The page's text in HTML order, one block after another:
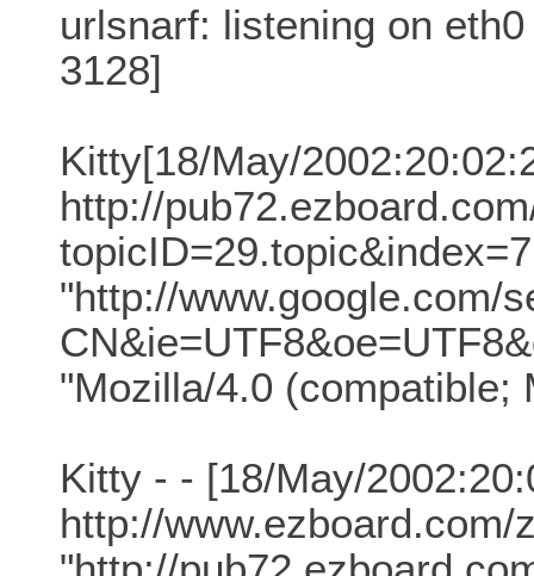
urlsnarf: listening on
3128]
Kitty[18/May/
http://
"http://www.google.com/
"Mozilla/4.0 (compatible;
Kitty - - [18/May/
http://